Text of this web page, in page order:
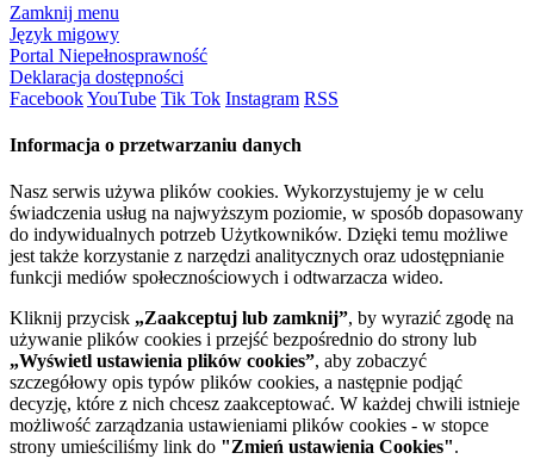
Zamknij menu
Język migowy
Portal Niepełnosprawność
Deklaracja dostępności
FacebookYouTube Tik Tok Instagram RSS
Informacja o przetwarzaniu danych
Nasz serwis używa plików cookies. Wykorzystujemy je w celu
świadczenia usług na najwyższym poziomie, w sposób dopasowany
do indywidualnych potrzeb Użytkowników. Dzięki temu możliwe
jest także korzystanie z narzędzi analitycznych oraz udostępnianie
funkcji mediów społecznościowych i odtwarzacza wideo.
Kliknij przycisk „Zaakceptuj lub zamknij”, by wyrazić zgodę na
używanie plików cookies i przejść bezpośrednio do strony lub
„Wyświetl ustawienia plików cookies”, aby zobaczyć
szczegółowy opis typów plików cookies, a następnie podjąć
decyzję, które z nich chcesz zaakceptować. W każdej chwili istnieje
możliwość zarządzania ustawieniami plików cookies - w stopce
strony umieściliśmy link do "Zmień ustawienia Cookies".